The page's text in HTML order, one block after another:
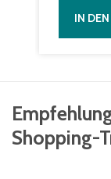
IN
Shopping-